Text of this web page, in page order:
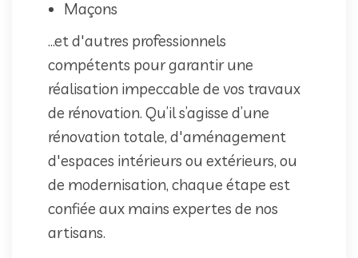
Maçons
...et d'autres professionnels
compétents pour garantir une
réalisation impeccable de vos travaux
de rénovation. Qu’il s’agisse d’une
rénovation totale, d'aménagement
d'espaces intérieurs ou extérieurs, ou
de modernisation, chaque étape est
confiée aux mains expertes de nos
artisans.